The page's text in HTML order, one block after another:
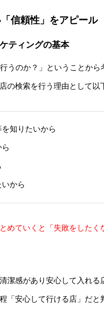
信頼性」をアピール
ティングの基本
うのか？」ということか
の検索を行う理由として以
知りたいから
から
めていくと「失敗をした
潔感があり安心して入れ
「安心して行ける店」だ